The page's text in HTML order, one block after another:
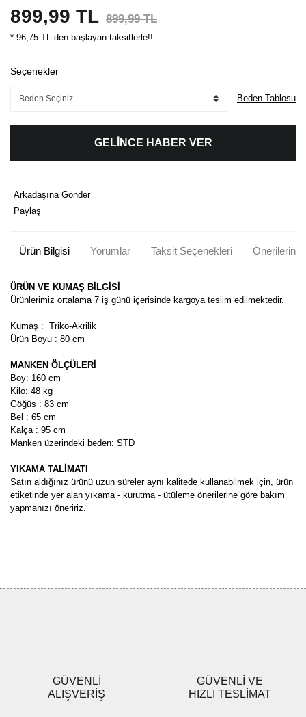
899,99 TL 899,99 TL
* 96,75 TL den başlayan taksitlerle!!
Seçenekler
Beden Tablosu
GELİNCE HABER VER
Arkadaşına Gönder
Paylaş
Ürün Bilgisi Yorumlar Taksit Seçenekleri Önerileriniz
ÜRÜN VE KUMAŞ BİLGİSİ
Ürünlerimiz ortalama 7 iş günü içerisinde kargoya teslim edilmektedir.
Kumaş : Triko-Akrilik
Ürün Boyu : 80 cm
MANKEN ÖLÇÜLERİ
Boy: 160 cm
Kilo: 48 kg
Göğüs : 83 cm
Bel : 65 cm
Kalça : 95 cm
Manken üzerindeki beden: STD
YIKAMA TALİMATI
Satın aldığınız ürünü uzun süreler aynı kalitede kullanabilmek için, ürün
etiketinde yer alan yıkama - kurutma - ütüleme önerilerine göre bakım
yapmanızı öneririz.
Ürün fiyatı diğer sitelerden daha pahalı.
Bu ürüne benzer farklı alternatifler olmalı.
GÜVENLİ
ALIŞVERİŞ
GÜVENLİ VE
HIZLI TESLİMAT